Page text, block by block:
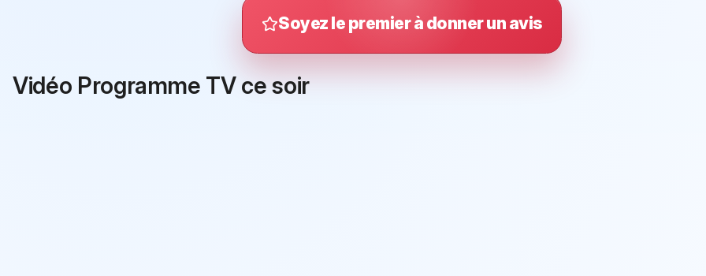
Soyez le premier à donner un avis
Vidéo Programme TV ce soir